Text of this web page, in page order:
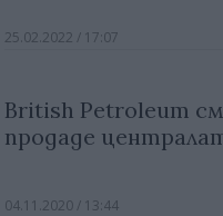
25.02.2022 / 17:07
British Petroleum
продаде
04.11.2020 / 13:44